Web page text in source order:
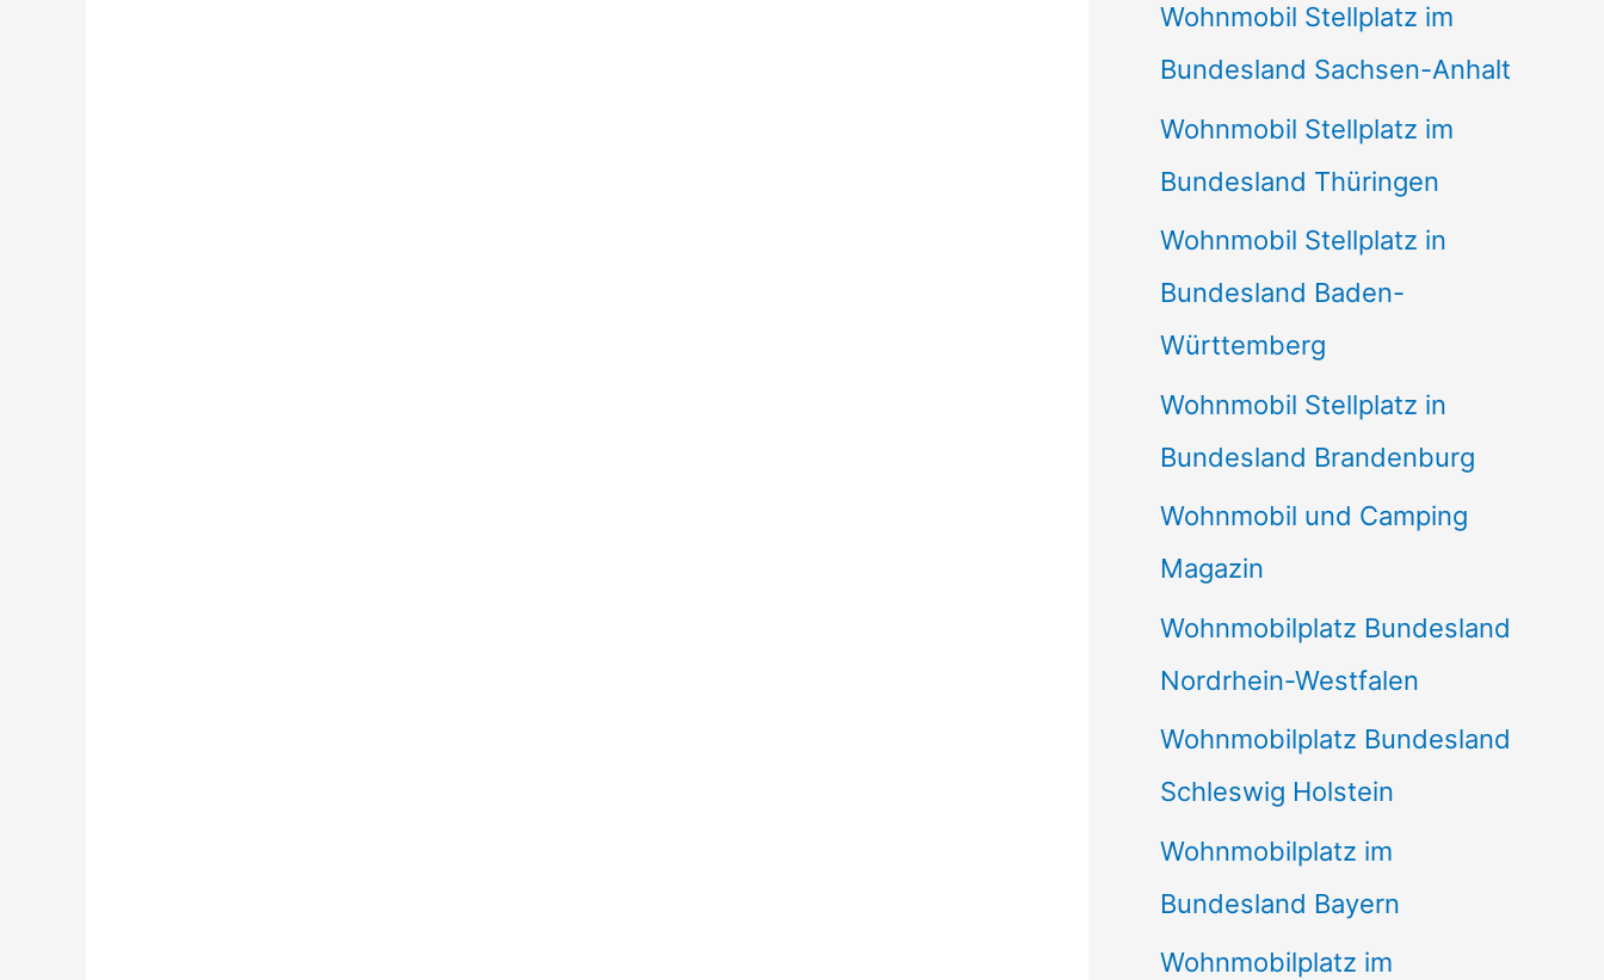
Wohnmobil Stellplatz im
Bundesland Sachsen-Anhalt
Wohnmobil Stellplatz im
Bundesland Thüringen
Wohnmobil Stellplatz in
Bundesland Baden-
Württemberg
Wohnmobil Stellplatz in
Bundesland Brandenburg
Wohnmobil und Camping
Magazin
Wohnmobilplatz Bundesland
Nordrhein-Westfalen
Wohnmobilplatz Bundesland
Schleswig Holstein
Wohnmobilplatz im
Bundesland Bayern
Wohnmobilplatz im